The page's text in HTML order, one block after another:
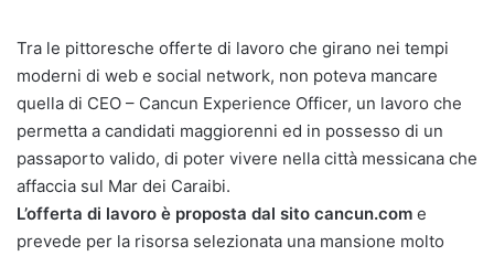
Tra le pittoresche offerte di lavoro che girano nei tempi
moderni di web e social network, non poteva mancare
quella di CEO – Cancun Experience Officer, un lavoro che
permetta a candidati maggiorenni ed in possesso di un
passaporto valido, di poter vivere nella città messicana che
affaccia sul Mar dei Caraibi.
L’offerta di lavoro è proposta dal sito cancun.com e
prevede per la risorsa selezionata una mansione molto